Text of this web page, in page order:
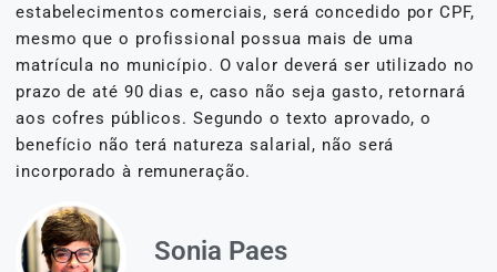
estabelecimentos comerciais, será concedido por CPF,
mesmo que o profissional possua mais de uma
matrícula no município. O valor deverá ser utilizado no
prazo de até 90 dias e, caso não seja gasto, retornará
aos cofres públicos. Segundo o texto aprovado, o
benefício não terá natureza salarial, não será
incorporado à remuneração.
Sonia Paes